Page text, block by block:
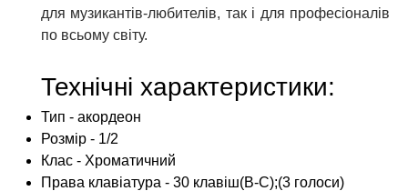
для музикантів-любителів, так і для професіоналів
по всьому світу.
Технічні характеристики:
Тип - акордеон
Розмір - 1/2
Клас - Хроматичний
Права клавіатура - 30 клавіш(B-C);(3 голоси)